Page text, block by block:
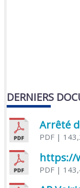
DERNIERS
PDF|
PDF|